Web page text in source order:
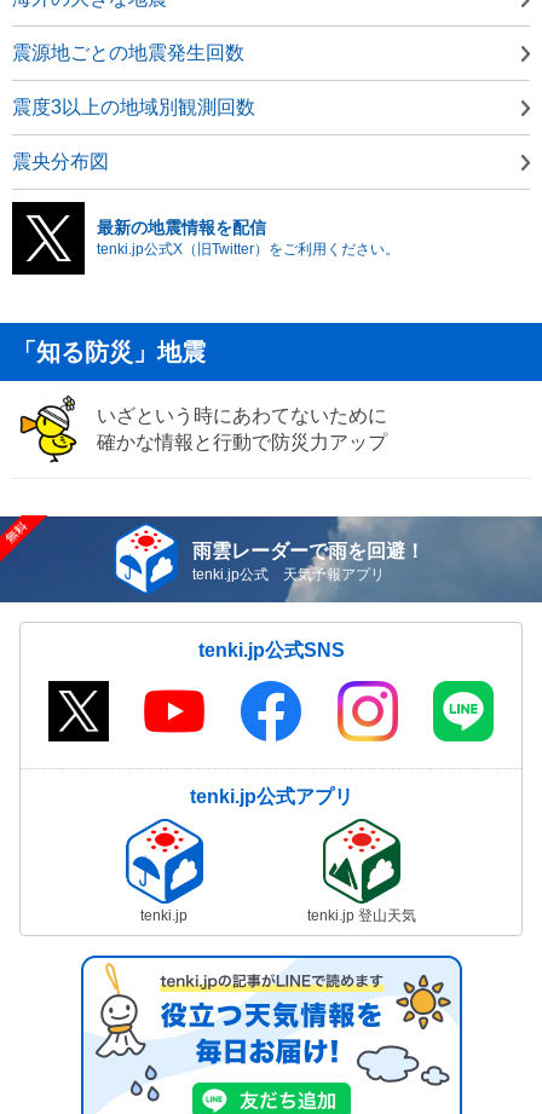
震源地ごとの地震発生回数
震度3以上の地域別観測回数
震央分布図
最新の地震情報を配信
tenki.jp公式X（旧Twitter）をご利用ください。
「知る防災」地震
いざという時にあわてないために
確かな情報と行動で防災力アップ
雨雲レーダーで雨を回避！
tenki.jp公式 天気予報アプリ
tenki.jp公式SNS
tenki.jp公式アプリ
tenki.jp tenki.jp 登山天気